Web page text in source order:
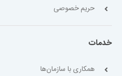
حریم خصوصی
خدمات
همکاری با سازمان‌ها